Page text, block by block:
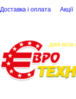
Доставка і оплата Акції